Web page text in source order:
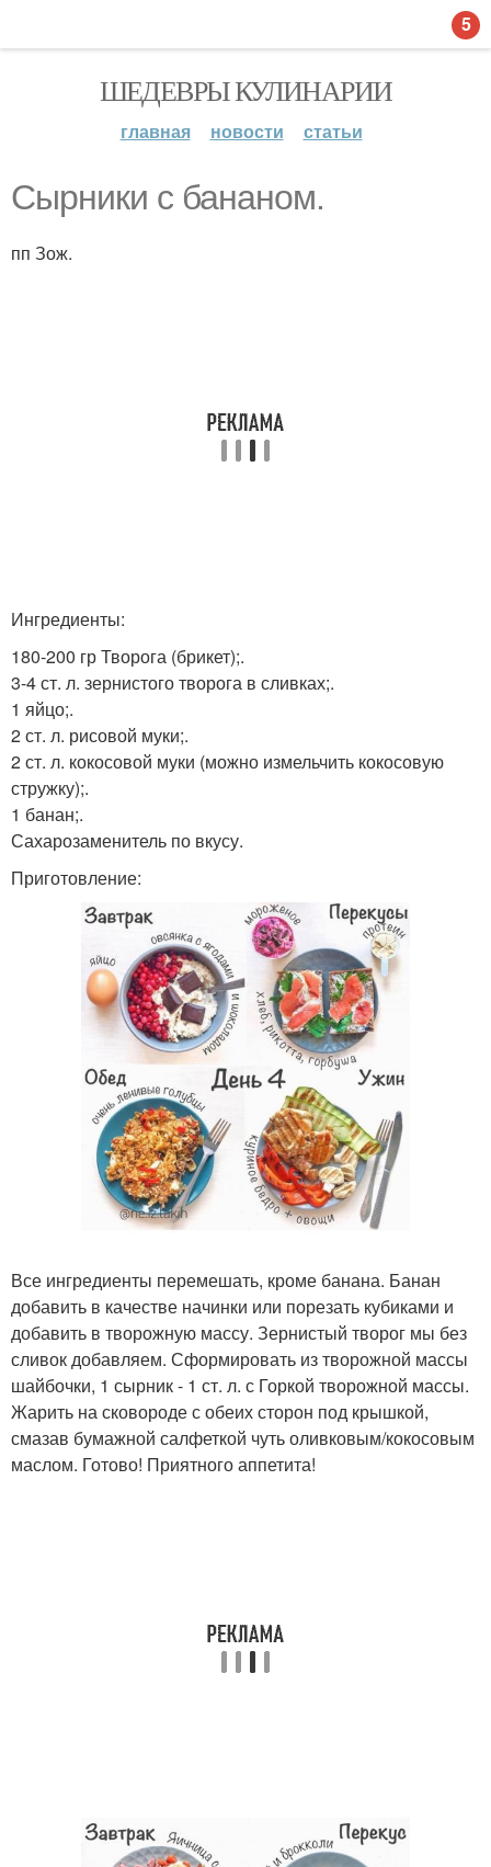
ШЕДЕВРЫ КУЛИНАРИИ
главная новости статьи
Сырники с бананом.
пп Зож.
Ингредиенты:
180-200 гр Творога (брикет);.
3-4 ст. л. зернистого творога в сливках;.
1 яйцо;.
2 ст. л. рисовой муки;.
2 ст. л. кокосовой муки (можно измельчить кокосовую
стружку);.
1 банан;.
Сахарозаменитель по вкусу.
Приготовление:
Все ингредиенты перемешать, кроме банана. Банан
добавить в качестве начинки или порезать кубиками и
добавить в творожную массу. Зернистый творог мы без
сливок добавляем. Сформировать из творожной массы
шайбочки, 1 сырник - 1 ст. л. с Горкой творожной массы.
Жарить на сковороде с обеих сторон под крышкой,
смазав бумажной салфеткой чуть оливковым/кокосовым
маслом. Готово! Приятного аппетита!
5